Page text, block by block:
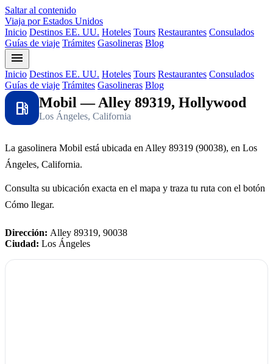
Saltar al contenido
Viaja por Estados Unidos
Inicio Destinos EE. UU. Hoteles Tours Restaurantes Consulados
Guías de viaje Trámites Gasolineras Blog
menu
Inicio Destinos EE. UU. Hoteles Tours Restaurantes Consulados
Guías de viaje Trámites Gasolineras Blog
local_gas_station Mobil — Alley 89319, Hollywood
Los Ángeles, California
La gasolinera Mobil está ubicada en Alley 89319 (90038), en Los
Ángeles, California.
Consulta su ubicación exacta en el mapa y traza tu ruta con el botón
Cómo llegar.
Dirección: Alley 89319, 90038
Ciudad: Los Ángeles